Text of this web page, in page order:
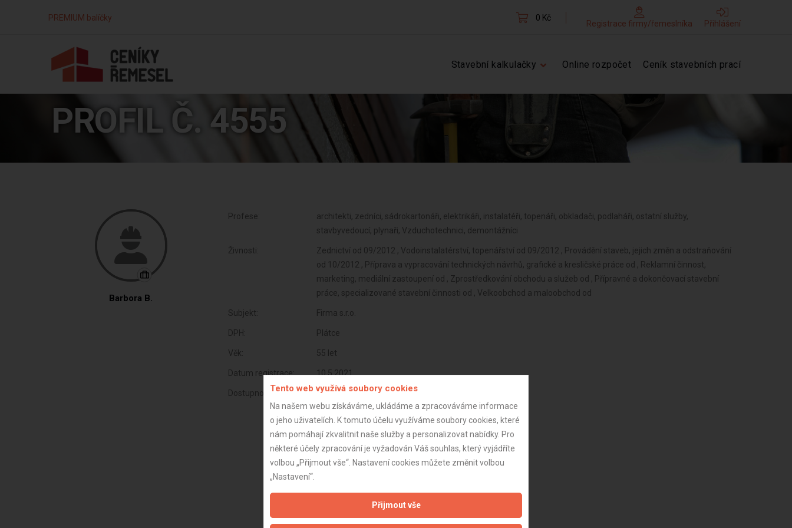
PREMIUM balíčky 0 Kč
Registrace firmy/řemeslníka Přihlášení
Stavební kalkulačky Online rozpočet Ceník stavebních prací
PROFIL Č. 4555
Barbora B.
Profese:
architekti, zedníci, sádrokartonáři, elektrikáři, instalatéři, topenáři, obkladači, podlaháři, ostatní služby,
stavbyvedoucí, plynaři, Vzduchotechnici, demontážníci
Živnosti:
Zednictví od 09/2012 , Vodoinstalatérství, topenářství od 09/2012 , Provádění staveb, jejich změn a odstraňování
od 10/2012 , Příprava a vypracování technických návrhů, grafické a kresličské práce od , Reklamní činnost,
marketing, mediální zastoupení od , Zprostředkování obchodu a služeb od , Přípravné a dokončovací stavební
práce, specializované stavební činnosti od , Velkoobchod a maloobchod od
Subjekt: Firma s.r.o.
DPH: Plátce
Věk: 55 let
Datum registrace: 10.5.2021
Dostupnost:Tento web využívá soubory cookies
Na našem webu získáváme, ukládáme a zpracováváme informace
o jeho uživatelích. K tomuto účelu využíváme soubory cookies, které
nám pomáhají zkvalitnit naše služby a personalizovat nabídky. Pro
některé účely zpracování je vyžadován Váš souhlas, který vyjádříte
volbou „Přijmout vše“. Nastavení cookies můžete změnit volbou
„Nastavení“.
Přijmout vše